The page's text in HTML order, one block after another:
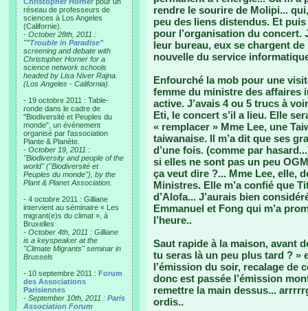
réseau de professeurs de
sciences à Los Angeles
(Californie).
- October 28th, 2011 :
""Trouble in Paradise"
screening and debate with
Christopher Horner for a
science network schools
headed by Lisa Niver Rajna.
(Los Angeles - California).
- 19 octobre 2011 : Table-
ronde dans le cadre de
"Biodiversité et Peuples du
monde", un événement
organisé par l'association
Plante & Planète.
- October 19, 2011 :
"Biodiversity and people of the
world" ("Biodiversité et
Peuples du monde"), by the
Plant & Planet Association.
- 4 octobre 2011 : Gilliane
intervient au séminaire « Les
migrant(e)s du climat », à
Bruxelles
- October 4th, 2011 : Gilliane
is a keyspeaker at the
"Climate Migrants" seminar in
Brussels
- 10 septembre 2011 : Forum
des Associations
Parisiennes
- September 10th, 2011 : Paris
Association Forum
rendre le sourire de Molipi...
peu des liens distendus. Et
pour l’organisation du concert.
leur bureau, eux se chargent
nouvelle du service
Enfourché la mob pour une
femme du ministre des affaires
active. J’avais 4 ou 5 trucs à
Eti, le concert s’il a lieu. Elle
« remplacer » Mme Lee, une
taiwanaise. Il m’a dit que ses
d’une fois. (comme par
si elles ne sont pas un peu
ça veut dire ?... Mme Lee, elle,
Ministres. Elle m’a confié que
d’Alofa... J’aurais bien
Emmanuel et Fong qui m’a
l’heure..
Saut rapide à la maison, avant
tu seras là un peu plus tard ? »
l’émission du soir, recalage de
donc est passée l’émission
remettre la main dessus...
ordis..